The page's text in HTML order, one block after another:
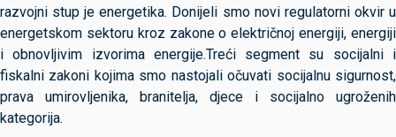
razvojni stup je energetika. Donijeli smo novi regulatorni okvir u
energetskom sektoru kroz zakone o električnoj energiji, energiji
i obnovljivim izvorima energije.Treći segment su socijalni i
fiskalni zakoni kojima smo nastojali očuvati socijalnu sigurnost,
prava umirovljenika, branitelja, djece i socijalno ugroženih
kategorija.